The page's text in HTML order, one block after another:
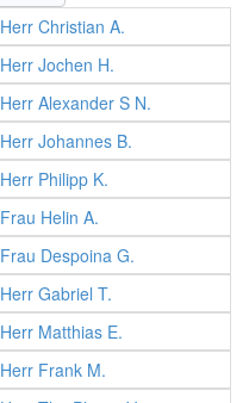
Herr Christian A.
Herr Jochen H.
Herr Alexander S N.
Herr Johannes B.
Herr Philipp K.
Frau Helin A.
Frau Despoina G.
Herr Gabriel T.
Herr Matthias E.
Herr Frank M.